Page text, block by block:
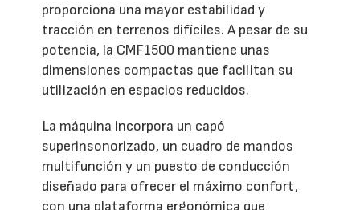
proporciona una mayor estabilidad y
tracción en terrenos difíciles. A pesar de su
potencia, la CMF1500 mantiene unas
dimensiones compactas que facilitan su
utilización en espacios reducidos.
La máquina incorpora un capó
superinsonorizado, un cuadro de mandos
multifunción y un puesto de conducción
diseñado para ofrecer el máximo confort,
con una plataforma ergonómica que